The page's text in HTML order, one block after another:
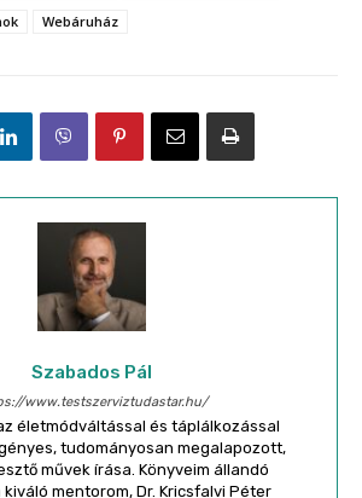
Webáruház
Szabados Pál
www.testszerviztudastar.hu/
életmódváltással és táplálkozással
tudományosan megalapozott,
művek írása. Könyveim állandó
mentorom, Dr. Kricsfalvi Péter